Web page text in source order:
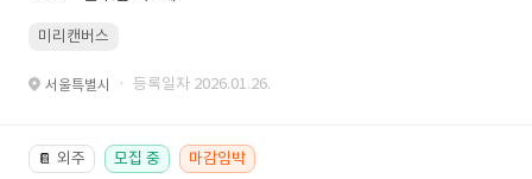
미리캔버스
서울특별시 · 등록일자 2026.01.26.
📔 외주 모집 중 마감임박